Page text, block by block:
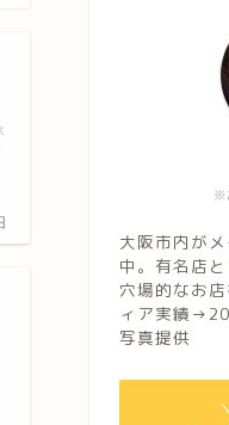
※
大阪市内が
中。有名店
穴場的なお
ィア実績
写真提供